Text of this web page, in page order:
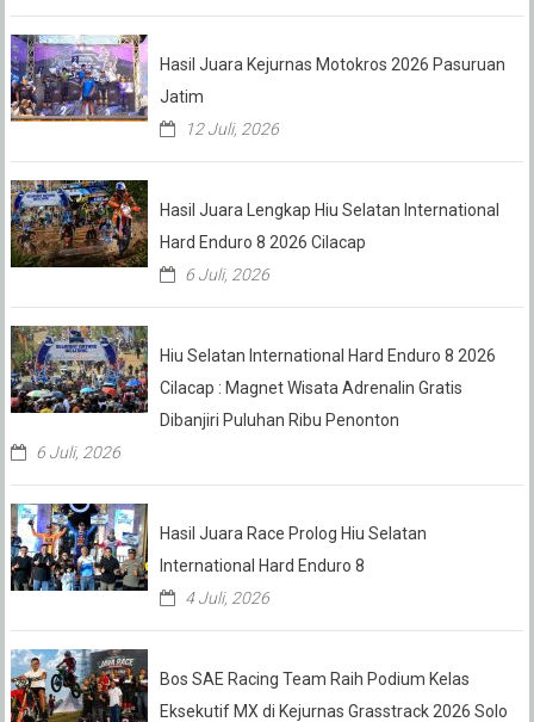
Hasil Juara Kejurnas Motokros 2026 Pasuruan
Jatim
12 Juli, 2026
Hasil Juara Lengkap Hiu Selatan International
Hard Enduro 8 2026 Cilacap
6 Juli, 2026
Hiu Selatan International Hard Enduro 8 2026
Cilacap : Magnet Wisata Adrenalin Gratis
Dibanjiri Puluhan Ribu Penonton
6 Juli, 2026
Hasil Juara Race Prolog Hiu Selatan
International Hard Enduro 8
4 Juli, 2026
Bos SAE Racing Team Raih Podium Kelas
Eksekutif MX di Kejurnas Grasstrack 2026 Solo